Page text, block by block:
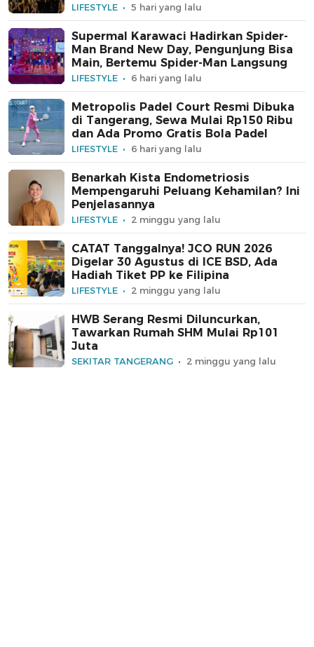
LIFESTYLE 5 hari yang lalu
Supermal Karawaci Hadirkan Spider-
Man Brand New Day, Pengunjung Bisa
Main, Bertemu Spider-Man Langsung
LIFESTYLE 6 hari yang lalu
Metropolis Padel Court Resmi Dibuka
di Tangerang, Sewa Mulai Rp150 Ribu
dan Ada Promo Gratis Bola Padel
LIFESTYLE 6 hari yang lalu
Benarkah Kista Endometriosis
Mempengaruhi Peluang Kehamilan? Ini
Penjelasannya
LIFESTYLE 2 minggu yang lalu
CATAT Tanggalnya! JCO RUN 2026
Digelar 30 Agustus di ICE BSD, Ada
Hadiah Tiket PP ke Filipina
LIFESTYLE 2 minggu yang lalu
HWB Serang Resmi Diluncurkan,
Tawarkan Rumah SHM Mulai Rp101
Juta
SEKITAR TANGERANG 2 minggu yang lalu